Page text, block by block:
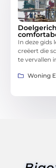
In deze gids
creëert die
te vervallen
Woning